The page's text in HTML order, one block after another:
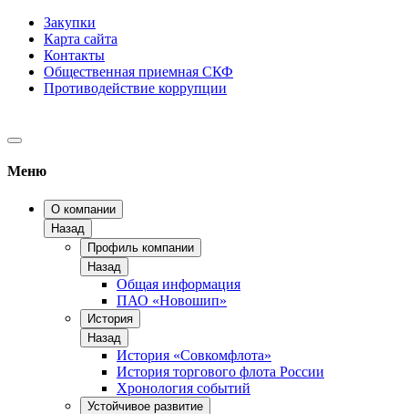
Закупки
Карта сайта
Контакты
Общественная приемная СКФ
Противодействие коррупции
Меню
О компании
Назад
Профиль компании
Назад
Общая информация
ПАО «Новошип»
История
Назад
История «Совкомфлота»
История торгового флота России
Хронология событий
Устойчивое развитие